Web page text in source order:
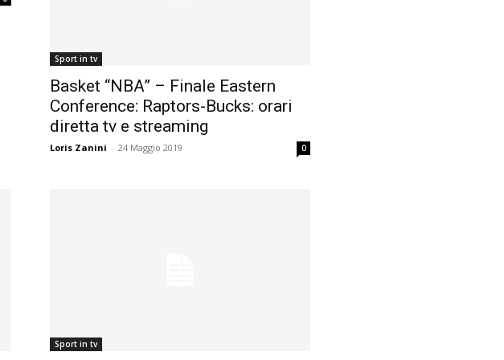
Sport in tv
Basket “NBA” – Finale Eastern
Conference: Raptors-Bucks: orari
diretta tv e streaming
Loris Zanini - 24 Maggio 2019 0
Sport in tv